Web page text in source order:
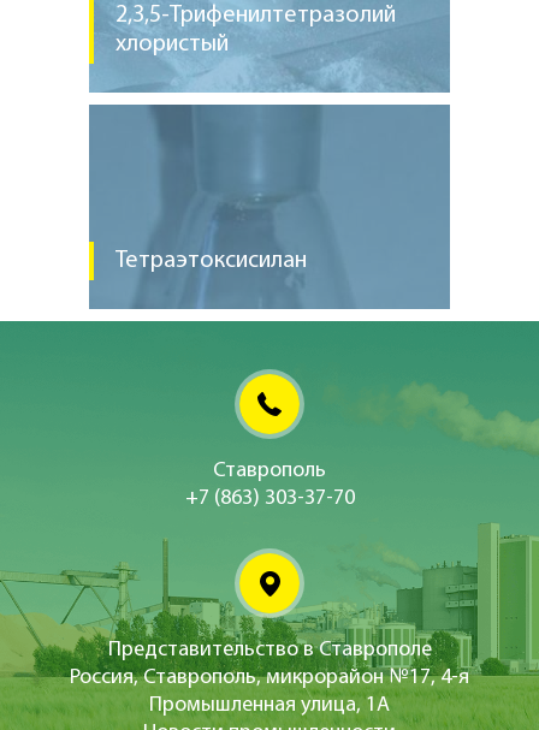
2,3,5-Трифенилтетразолий
хлористый
Тетраэтоксисилан
Ставрополь
+7 (863) 303-37-70
Представительство в Ставрополе
Россия, Ставрополь, микрорайон №17, 4-я
Промышленная улица, 1А